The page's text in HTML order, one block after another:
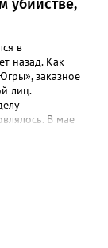
убийстве,
в
назад. Как
заказное
лиц.
В мае